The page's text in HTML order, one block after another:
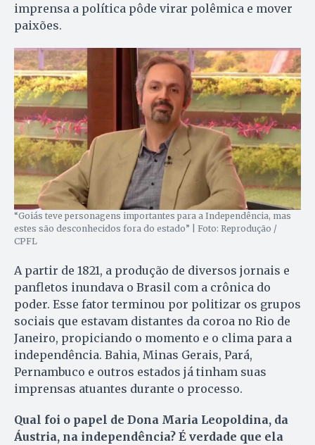
imprensa a política pôde virar polêmica e mover
paixões.
“Goiás teve personagens importantes para a Independência, mas
estes são desconhecidos fora do estado” | Foto: Reprodução /
CPFL
A partir de 1821, a produção de diversos jornais e
panfletos inundava o Brasil com a crônica do
poder. Esse fator terminou por politizar os grupos
sociais que estavam distantes da coroa no Rio de
Janeiro, propiciando o momento e o clima para a
independência. Bahia, Minas Gerais, Pará,
Pernambuco e outros estados já tinham suas
imprensas atuantes durante o processo.
Qual foi o papel de Dona Maria Leopoldina, da
Áustria, na independência? É verdade que ela